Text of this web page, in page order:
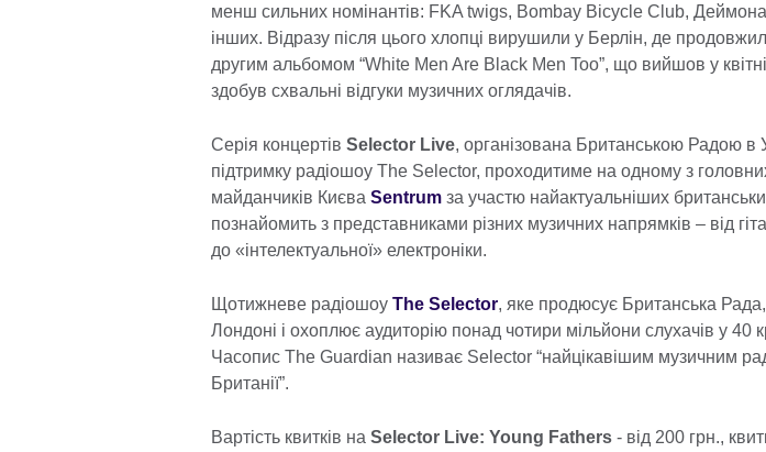
менш сильних номінантів: FKA twigs, Bombay Bicycle Club,
інших. Відразу після цього хлопці вирушили у Берлін, де
другим альбомом “White Men Are Black Men Too”, що вийшов у
здобув схвальні відгуки музичних оглядачів.
Серія концертів Selector Live, організована Британською Радою в
підтримку радіошоу The Selector, проходитиме на одному з
майданчиків Києва Sentrum за участю найактуальніших
познайомить з представниками різних музичних напрямків – від
до «інтелектуальної» електроніки.
Щотижневе радіошоу The Selector, яке продюсує Британська
Лондоні і охоплює аудиторію понад чотири мільйони слухачів у 40
Часопис The Guardian називає Selector “найцікавішим музичним
Британії”.
Вартість квитків на Selector Live: Young Fathers - від 200 грн.,